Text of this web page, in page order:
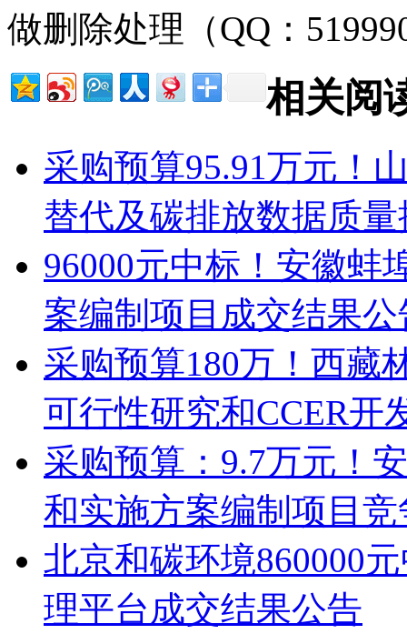
做删除处理（QQ：
相关阅
采购预算95.91万元！
替代及碳排放数据质
96000元中标！安徽蚌
案编制项目成交结果
采购预算180万！西藏
可行性研究和CCER开
采购预算：9.7万元！
和实施方案编制项目
北京和碳环境860000
理平台成交结果公告